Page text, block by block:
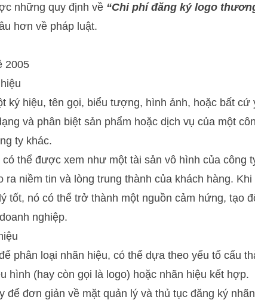
những quy định về “Chi phí đăng ký logo
hơn về pháp luật.
2005
ký hiệu, tên gọi, biểu tượng, hình ảnh, hoặc bất cứ
và phân biệt sản phẩm hoặc dịch vụ của một
ty khác.
thể được xem như một tài sản vô hình của công
ra niềm tin và lòng trung thành của khách hàng.
tốt, nó có thể trở thành một nguồn cảm hứng, tạo
nghiệp.
phân loại nhãn hiệu, có thể dựa theo yếu tố cấu
hình (hay còn gọi là logo) hoặc nhãn hiệu kết hợp.
để đơn giản về mặt quản lý và thủ tục đăng ký